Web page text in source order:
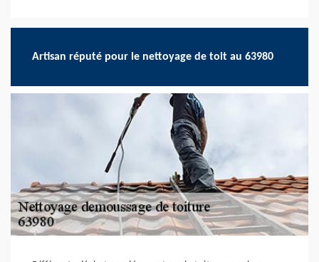
Artisan réputé pour le nettoyage de toit au 63980